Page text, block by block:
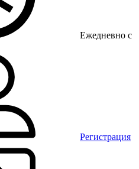
Ежедневно с
Регистрация